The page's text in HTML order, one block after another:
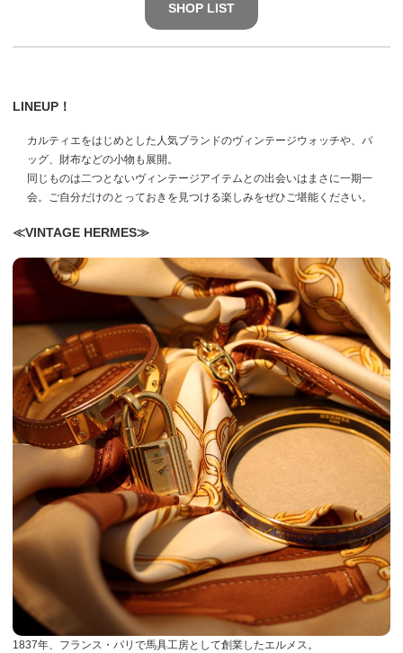
SHOP LIST
LINEUP！
カルティエをはじめとした人気ブランドのヴィンテージウォッチや、バ
ッグ、財布などの小物も展開。
同じものは二つとないヴィンテージアイテムとの出会いはまさに一期一
会。ご自分だけのとっておきを見つける楽しみをぜひご堪能ください。
≪VINTAGE HERMES≫
1837年、フランス・パリで馬具工房として創業したエルメス。